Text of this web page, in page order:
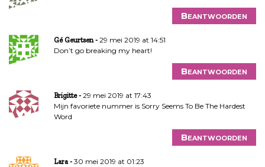
Beantwoorden
Gé Geurtsen
29 mei 2019 at 14:51
Don’t go breaking my heart!
Beantwoorden
Brigitte
29 mei 2019 at 17:43
Mijn favoriete nummer is Sorry Seems To Be The Hardest
Word
Beantwoorden
Lara
30 mei 2019 at 01:23